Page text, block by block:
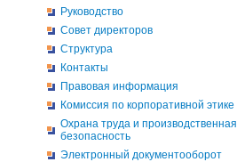
Руководство
Совет директоров
Структура
Контакты
Правовая информация
Комиссия по корпоративной этике
Охрана труда и производственная
безопасность
Электронный документооборот